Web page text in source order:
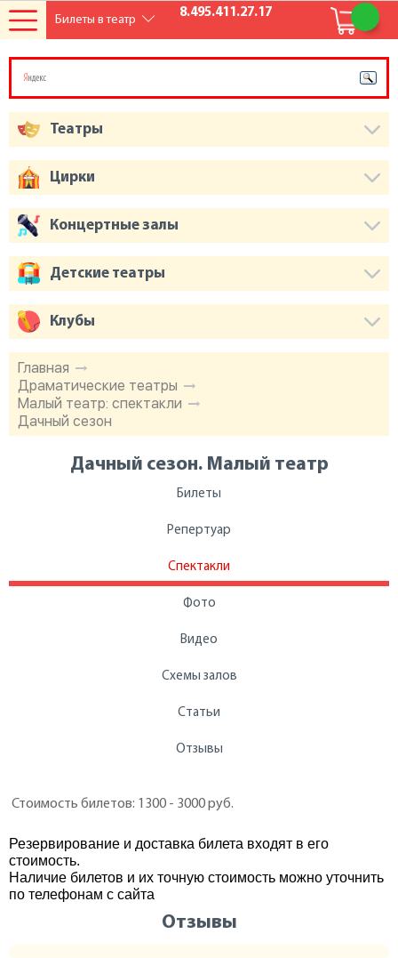
8.495.411.27.17
Главная
Драматические театры
Малый театр: спектакли
Дачный сезон
Дачный сезон. Малый театр
Билеты
Репертуар
Спектакли
Фото
Видео
Схемы залов
Статьи
Отзывы
Стоимость билетов: 1300 - 3000 руб.
Резервирование и доставка билета входят в его
стоимость.
Наличие билетов и их точную стоимость можно уточнить
по телефонам с сайта
Отзывы
Театры
Цирки
Концертные залы
Детские театры
Клубы
Билеты в театр